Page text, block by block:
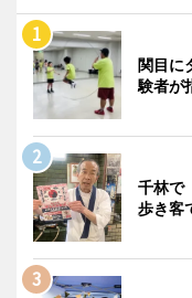
関目に
験者が
千林で
歩き客